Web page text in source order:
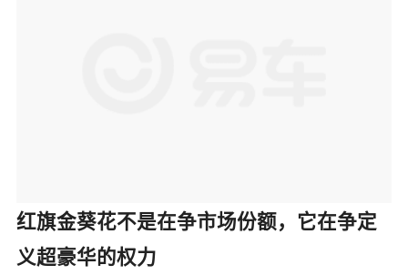
红旗金葵花不是在争市场份额，它在争定
义超豪华的权力